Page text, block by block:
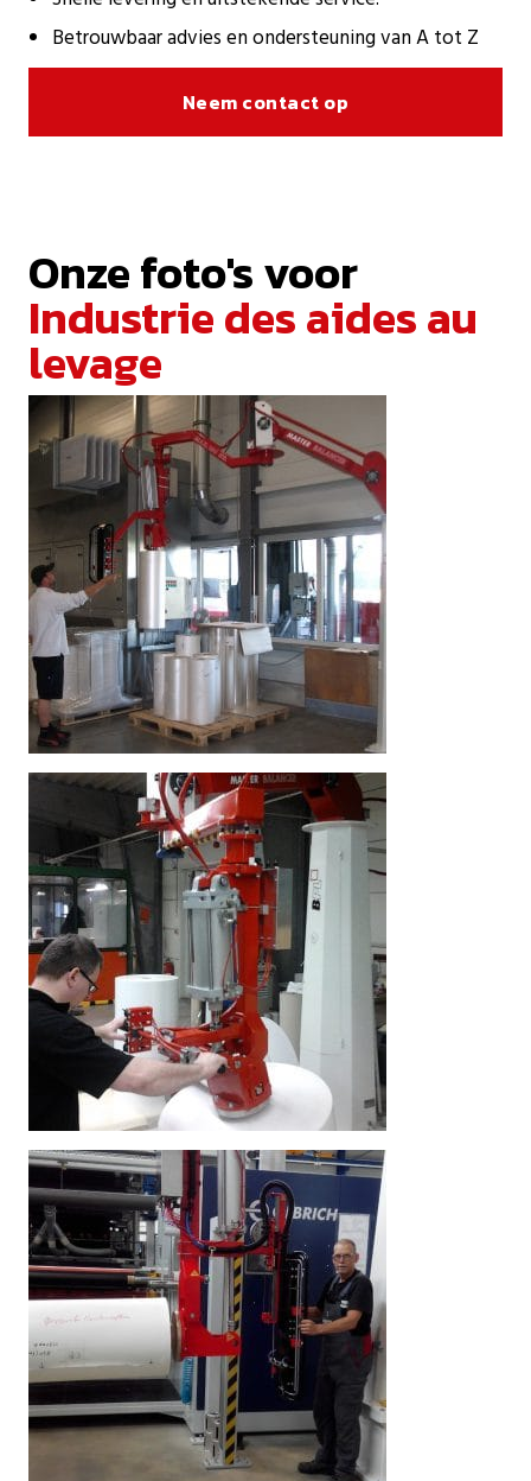
Betrouwbaar advies en ondersteuning van A tot Z
Neem contact op
Onze foto's voor
Industrie des aides au
levage